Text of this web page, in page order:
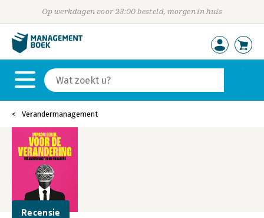
Op werkdagen voor 23:00 besteld, morgen in huis
Verandermanagement
Recensie